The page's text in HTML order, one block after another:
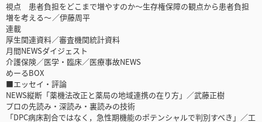
視点 患者負担をどこまで増やすのか～生存権保障の観点から患者負担
増を考える～ ／伊藤周平
連載
厚生関連資料／審査機関統計資料
月間NEWSダイジェスト
介護保険／医学・臨床／医療事故NEWS
めーるBOX
■エッセイ・評論
NEWS縦断「薬機法改正と薬局の地域連携の在り方」／武藤正樹
プロの先読み・深読み・裏読みの技術
「DPC病床割合ではなく，急性期機能のポテンシャルで判別すべき」／工